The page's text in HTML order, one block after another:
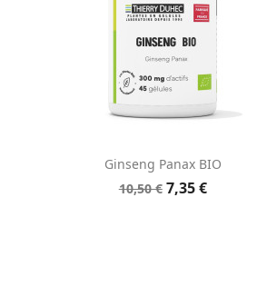
Aperçu rapide
Ginseng Panax BIO
10,50 € 7,35 €